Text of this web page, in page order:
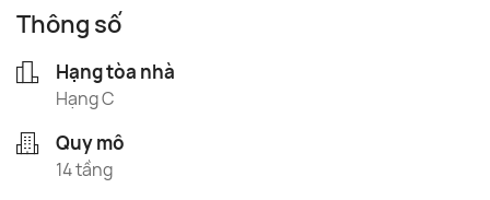
Thông số
Hạng tòa nhà
Hạng C
Quy mô
14 tầng